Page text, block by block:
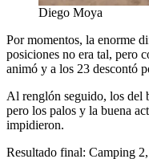
Diego Moya
Por momentos, la enorme
posiciones no era tal, pero
animó y a los 23 descontó
Al renglón seguido, los del
pero los palos y la buena
impidieron.
Resultado final: Camping